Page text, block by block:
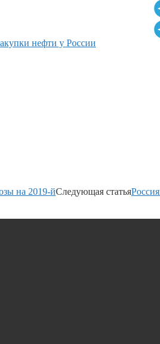
нефти у России
на 2019-йСледующая статья